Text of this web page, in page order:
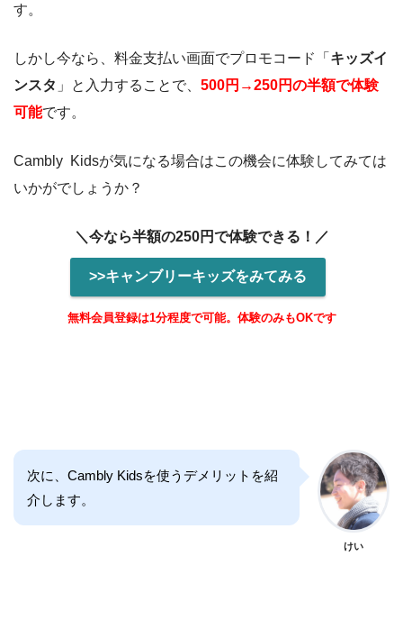
す。
しかし今なら、料金支払い画面でプロモコード「 キッズイ
ンスタ 」と入力することで、 500円→250円の半額で体験
可能です。
Cambly Kidsが気になる場合はこの機会に体験してみては
いかがでしょうか？
＼今なら半額の250円で体験できる！／
>>キャンブリーキッズをみてみる
無料会員登録は1分程度で可能。体験のみもOKです
次に、Cambly Kidsを使うデメリットを紹
介します。
けい